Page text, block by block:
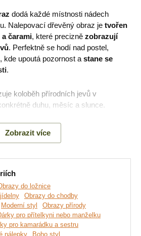
dodá každé místnosti nádech
Nalepovací dřevěný obraz je tvořen
čarami, které precizně zobrazují
. Perfektně se hodí nad postel,
kde upoutá pozornost a stane se
.
koloběh přírodních jevů v
duhu, měsíc a slunce.
produktu:
vlastní fantazie
moderního interiéru
na stěnu
Zobrazit více
do ložnice
Obrazy do chodby
Moderní styl
Obrazy přírody
pro přítelkyni nebo manželku
pro kamarádku a sestru
nálepky
Boho styl